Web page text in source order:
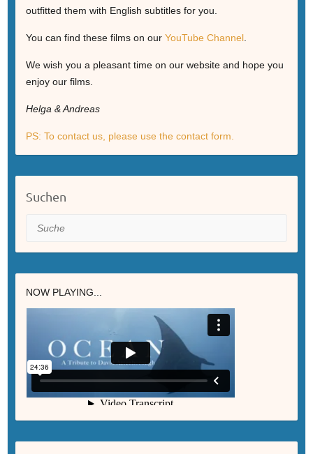
outfitted them with English subtitles for you.
You can find these films on our YouTube Channel.
We wish you a pleasant time on our website and hope you
enjoy our films.
Helga & Andreas
PS: To contact us, please use the contact form.
Suchen
Suche
NOW PLAYING...